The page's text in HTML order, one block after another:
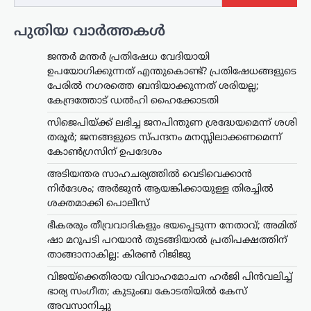
പുതിയ വാർത്തകൾ
ജന്തർ മന്തർ പ്രതിഷേധ വേദിയായി
ഉപയോഗിക്കുന്നത് എന്തുകൊണ്ട്? പ്രതിഷേധങ്ങളുടെ
പേരിൽ നഗരത്തെ ബന്ദിയാക്കുന്നത് ശരിയല്ല;
കേന്ദ്രത്തോട് ഡൽഹി ഹൈക്കോടതി
സിജെപിയ്ക്ക് ലഭിച്ച ജനപിന്തുണ ശ്രദ്ധേയമെന്ന് ശശി
തരൂർ; ജനങ്ങളുടെ സ്പന്ദനം മനസ്സിലാക്കണമെന്ന്
കോൺഗ്രസിന് ഉപദേശം
അടിയന്തര സാഹചര്യത്തിൽ വെടിവെക്കാൻ
നിർദേശം; അർജുൻ ആയങ്കിക്കായുള്ള തിരച്ചിൽ
ശക്തമാക്കി പൊലീസ്
ഭീകരരും തീവ്രവാദികളും ഭയപ്പെടുന്ന നേതാവ്; അമിത്
ഷാ മറുപടി പറയാൻ തുടങ്ങിയാൽ പ്രതിപക്ഷത്തിന്
താങ്ങാനാകില്ല: കിരൺ റിജിജു
വിജയ്‌ക്കെതിരായ വിവാഹമോചന ഹർജി പിൻവലിച്ച്
ഭാര്യ സംഗീത; കുടുംബ കോടതിയിൽ കേസ്
അവസാനിച്ചു
തമിഴ്നാട് ,സിനിമ
വിജയ്‌ക്കെതിരായ
വിവാഹമോചന ഹർജി
പിൻവലിച്ച് ഭാര്യ സംഗീത;
കുടുംബ കോടതിയിൽ